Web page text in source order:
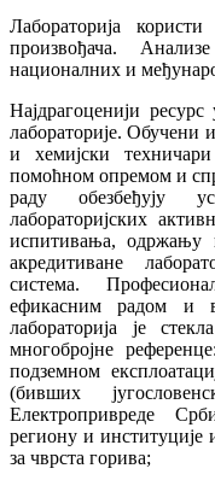
Лабораторија
произвођача.
националних и
Најдрагоценији
лабораторије. Обучени
и хемијски
помоћном опремом и
раду обезбеђују
лабораторијских
испитивања, одржању
акредитиване
система.
ефикасним радом и
лабораторија је
многобројне
подземном
(бивших
Електропривреде
региону и институције
за чврста горива;